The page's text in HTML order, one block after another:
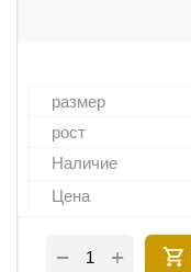
размер
рост
Наличие
Цена
+
−